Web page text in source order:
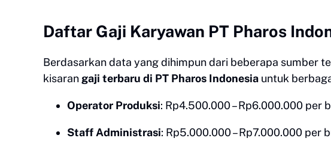
Daftar Gaji Karyawan PT Pharos
Berdasarkan data yang dihimpun dari beberapa sumber
kisaran gaji terbaru di PT Pharos Indonesia untuk
Operator Produksi: Rp4.500.000 – Rp6.000.000 per
Staff Administrasi: Rp5.000.000 – Rp7.000.000 per